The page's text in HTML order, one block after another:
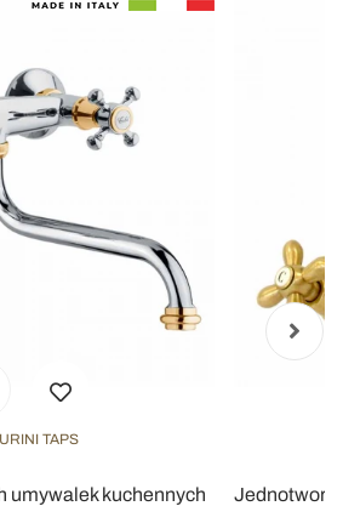
TAPS
umywalek kuchennych